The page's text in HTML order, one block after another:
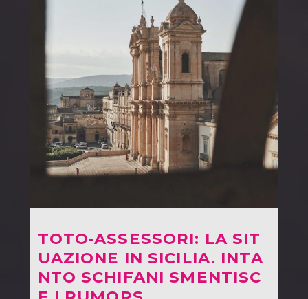
TOTO-ASSESSORI: LA SIT
UAZIONE IN SICILIA. INTA
NTO SCHIFANI SMENTISC